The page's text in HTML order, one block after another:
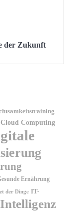
der Zukunft
Cloud Computing
Ernährung
der Dinge IT-